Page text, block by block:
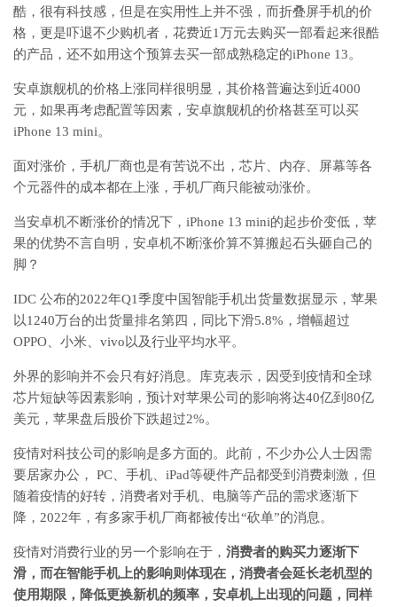
酷，很有科技感，但是在实用性上并不强，而折叠屏手机的价
格，更是吓退不少购机者，花费近1万元去购买一部看起来很酷
的产品，还不如用这个预算去买一部成熟稳定的iPhone 13。
安卓旗舰机的价格上涨同样很明显，其价格普遍达到近4000
元，如果再考虑配置等因素，安卓旗舰机的价格甚至可以买
iPhone 13 mini。
面对涨价，手机厂商也是有苦说不出，芯片、内存、屏幕等各
个元器件的成本都在上涨，手机厂商只能被动涨价。
当安卓机不断涨价的情况下，iPhone 13 mini的起步价变低，苹
果的优势不言自明，安卓机不断涨价算不算搬起石头砸自己的
脚？
IDC 公布的2022年Q1季度中国智能手机出货量数据显示，苹果
以1240万台的出货量排名第四，同比下滑5.8%，增幅超过
OPPO、小米、vivo以及行业平均水平。
外界的影响并不会只有好消息。库克表示，因受到疫情和全球
芯片短缺等因素影响，预计对苹果公司的影响将达40亿到80亿
美元，苹果盘后股价下跌超过2%。
疫情对科技公司的影响是多方面的。此前，不少办公人士因需
要居家办公， PC、手机、iPad等硬件产品都受到消费刺激，但
随着疫情的好转，消费者对手机、电脑等产品的需求逐渐下
降，2022年，有多家手机厂商都被传出“砍单”的消息。
疫情对消费行业的另一个影响在于， 消费者的购买力逐渐下
滑，而在智能手机上的影响则体现在，消费者会延长老机型的
使用期限，降低更换新机的频率，安卓机上出现的问题，同样